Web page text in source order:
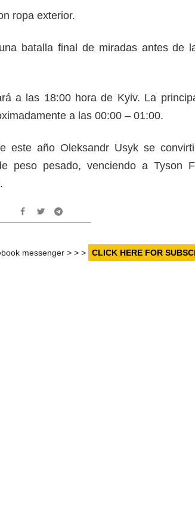
ropa exterior.
batalla final de miradas antes de
a las 18:00 hora de Kyiv. La
a las 00:00 – 01:00.
este año Oleksandr Usyk se
peso pesado, venciendo a Tyson
messenger > > > CLICK HERE FOR